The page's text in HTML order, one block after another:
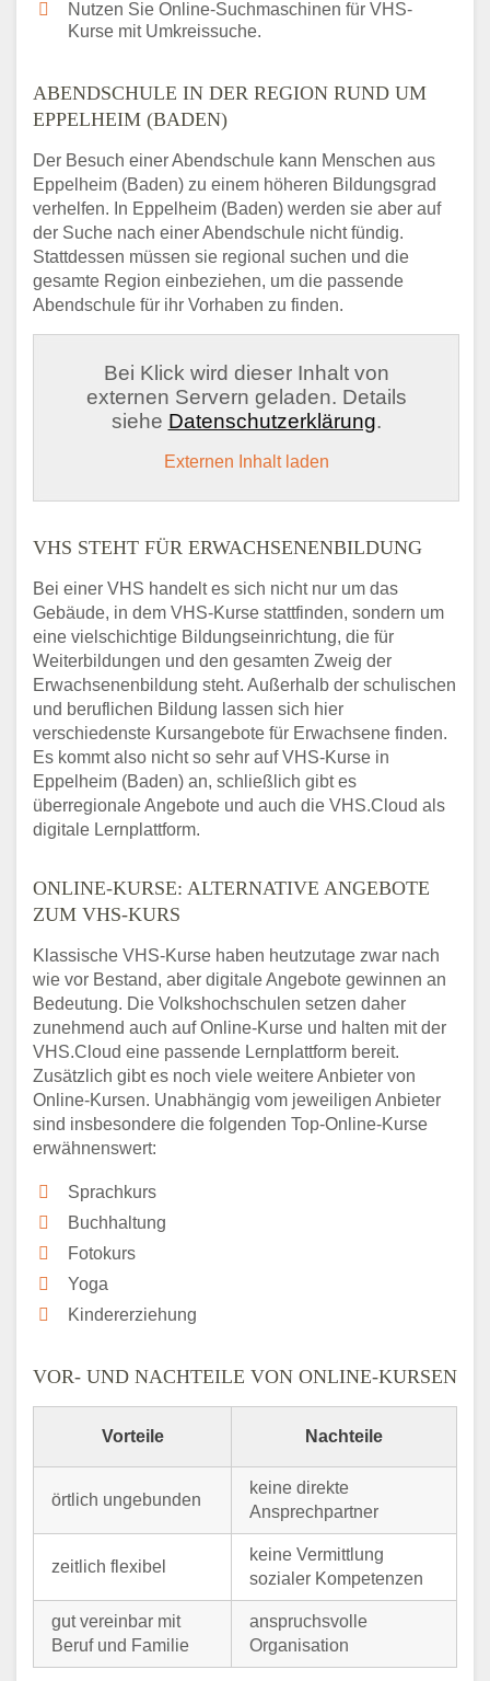
Nutzen Sie Online-Suchmaschinen für VHS-
Kurse mit Umkreissuche.
ABENDSCHULE IN DER REGION RUND UM
EPPELHEIM (BADEN)
Der Besuch einer Abendschule kann Menschen aus
Eppelheim (Baden) zu einem höheren Bildungsgrad
verhelfen. In Eppelheim (Baden) werden sie aber auf
der Suche nach einer Abendschule nicht fündig.
Stattdessen müssen sie regional suchen und die
gesamte Region einbeziehen, um die passende
Abendschule für ihr Vorhaben zu finden.
Bei Klick wird dieser Inhalt von
externen Servern geladen. Details
siehe Datenschutzerklärung.
Externen Inhalt laden
VHS STEHT FÜR ERWACHSENENBILDUNG
Bei einer VHS handelt es sich nicht nur um das
Gebäude, in dem VHS-Kurse stattfinden, sondern um
eine vielschichtige Bildungseinrichtung, die für
Weiterbildungen und den gesamten Zweig der
Erwachsenenbildung steht. Außerhalb der schulischen
und beruflichen Bildung lassen sich hier
verschiedenste Kursangebote für Erwachsene finden.
Es kommt also nicht so sehr auf VHS-Kurse in
Eppelheim (Baden) an, schließlich gibt es
überregionale Angebote und auch die VHS.Cloud als
digitale Lernplattform.
ONLINE-KURSE: ALTERNATIVE ANGEBOTE
ZUM VHS-KURS
Klassische VHS-Kurse haben heutzutage zwar nach
wie vor Bestand, aber digitale Angebote gewinnen an
Bedeutung. Die Volkshochschulen setzen daher
zunehmend auch auf Online-Kurse und halten mit der
VHS.Cloud eine passende Lernplattform bereit.
Zusätzlich gibt es noch viele weitere Anbieter von
Online-Kursen. Unabhängig vom jeweiligen Anbieter
sind insbesondere die folgenden Top-Online-Kurse
erwähnenswert:
Sprachkurs
Buchhaltung
Fotokurs
Yoga
Kindererziehung
VOR- UND NACHTEILE VON ONLINE-KURSEN
Vorteile Nachteile
örtlich ungebunden
keine direkte
Ansprechpartner
zeitlich flexibel
keine Vermittlung
sozialer Kompetenzen
gut vereinbar mit
Beruf und Familie
anspruchsvolle
Organisation